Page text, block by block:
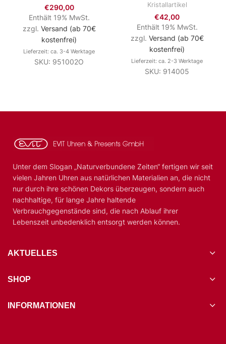
€290,00
Enthält 19% MwSt.
zzgl. Versand (ab 70€
kostenfrei)
Lieferzeit: ca. 3-4 Werktage
SKU: 951002O
Kristallartikel
€42,00
Enthält 19% MwSt.
zzgl. Versand (ab 70€
kostenfrei)
Lieferzeit: ca. 2-3 Werktage
SKU: 914005
Unter dem Slogan „Naturverbundene Zeiten“ fertigen wir seit
vielen Jahren Uhren aus natürlichen Materialien an, die nicht
nur durch ihre schönen Dekors überzeugen, sondern auch
nachhaltige, für lange Jahre haltende
Verbrauchgegenstände sind, die nach Ablauf ihrer
Lebenszeit unbedenklich entsorgt werden können.
AKTUELLES
SHOP
INFORMATIONEN